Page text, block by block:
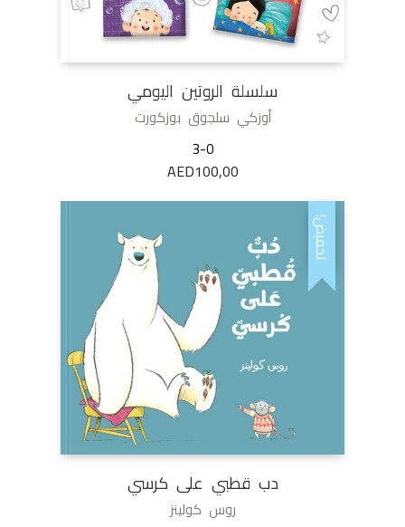
سلسلة الروتين اليومي
أوزكي سلجوق بوزكورت
3-0
AED100,00
تخفيض!
دب قطبي على كرسي
روس كولينز